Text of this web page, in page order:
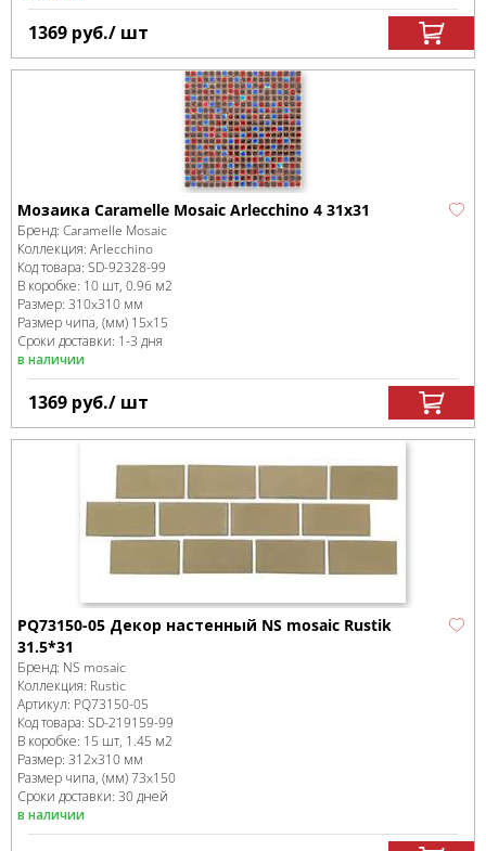
1369 руб./ шт
Мозаика Caramelle Mosaic Arlecchino 4 31x31
Бренд: Caramelle Mosaic
Коллекция: Arlecchino
Код товара: SD-92328-99
В коробке: 10 шт, 0.96 м2
Размер: 310x310 мм
Размер чипа, (мм) 15x15
Сроки доставки: 1-3 дня
в наличии
1369 руб./ шт
PQ73150-05 Декор настенный NS mosaic Rustik
31.5*31
Бренд: NS mosaic
Коллекция: Rustic
Артикул: PQ73150-05
Код товара: SD-219159-99
В коробке: 15 шт, 1.45 м2
Размер: 312x310 мм
Размер чипа, (мм)73x150
Сроки доставки: 30 дней
в наличии